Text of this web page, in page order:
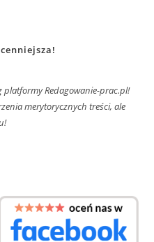
platformy Redagowanie-prac.pl!
merytorycznych treści, ale